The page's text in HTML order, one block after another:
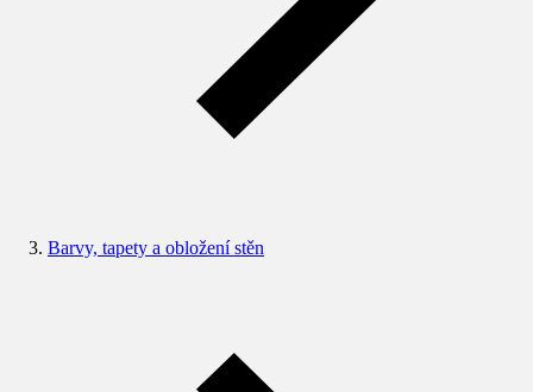
Barvy, tapety a obložení stěn